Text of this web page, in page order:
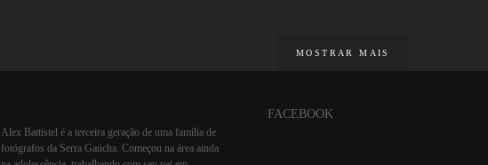
MOSTRAR MAIS
Alex Battistel é a terceira geração de uma família de
fotógrafos da Serra Gaúcha. Começou na área ainda
FACEBOOK